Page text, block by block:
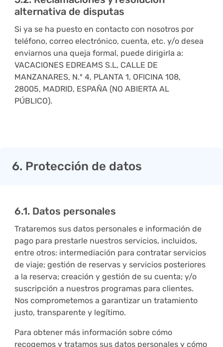
alternativa de disputas
Si ya se ha puesto en contacto con nosotros por
teléfono, correo electrónico, cuenta, etc. y/o desea
enviarnos una queja formal, puede dirigirla a:
VACACIONES EDREAMS S.L, CALLE DE
MANZANARES, N.º 4, PLANTA 1, OFICINA 108,
28005, MADRID, ESPAÑA (NO ABIERTA AL
PÚBLICO).
6. Protección de datos
6.1. Datos personales
Trataremos sus datos personales e información de
pago para prestarle nuestros servicios, incluidos,
entre otros: intermediación para contratar servicios
de viaje; gestión de reservas y servicios posteriores
a la reserva; creación y gestión de su cuenta; y/o
suscripción a nuestros programas para clientes.
Nos comprometemos a garantizar un tratamiento
justo, transparente y legítimo.
Para obtener más información sobre cómo
recogemos y tratamos sus datos personales y cómo